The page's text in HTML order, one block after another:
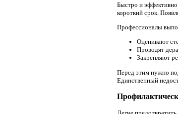
Быстро и
короткий срок.
Профессионалы
Оценивают
Проводят
Закрепляют
Перед этим нужно
Единственный